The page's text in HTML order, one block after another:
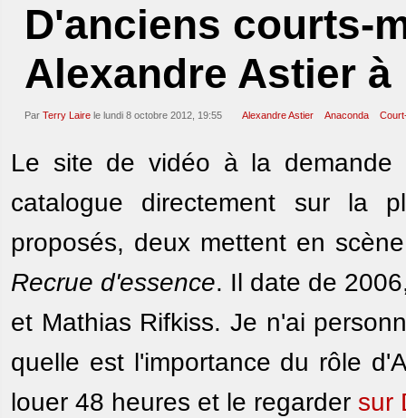
D'anciens courts-
Alexandre Astier à
Par Terry Laire le lundi 8 octobre 2012, 19:55 Alexandre Astier Anaconda
Le site de vidéo à la demande
catalogue directement sur la
proposés, deux mettent en
Recrue d'essence. Il date de
et Mathias Rifkiss. Je n'ai
quelle est l'importance du rôle
louer 48 heures et le regarder sur